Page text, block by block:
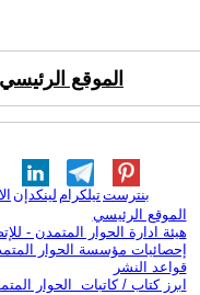
الموقع الرئيسي
لينكدإن تيلكرامبنترست
الموقع الرئيسي
هيئة ادارة الحوار المتمدن -
إحصائيات مؤسسة الحوار
قواعد النشر
ابرز كتاب / كاتبات الحوار